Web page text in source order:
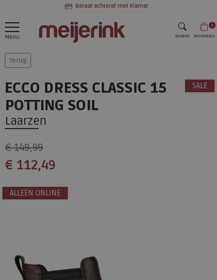
Betaal achteraf met Klarna!
Menu zoeken
0
Winkeltas
Terug
SALE
ECCO DRESS CLASSIC 15
POTTING SOIL
Laarzen
€ 149,99
€ 112,49
ALLEEN ONLINE